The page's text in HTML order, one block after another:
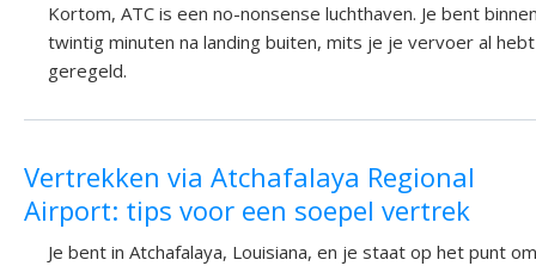
Kortom, ATC is een no-nonsense luchthaven. Je bent
twintig minuten na landing buiten, mits je je vervoer al hebt
geregeld.
Vertrekken via Atchafalaya Regional
Airport: tips voor een soepel vertrek
Je bent in Atchafalaya, Louisiana, en je staat op het punt om